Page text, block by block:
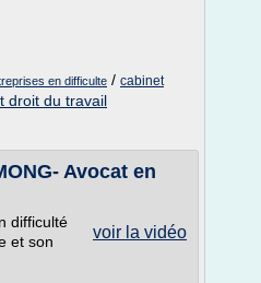
en difficulte / cabinet
droit du travail
Avocat en
voir la vidéo
difficulté
et son